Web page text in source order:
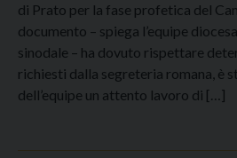
di Prato per la fase profetica del
documento – spiega l’equipe
sinodale – ha dovuto rispettare
richiesti dalla segreteria romana, è
dell’equipe un attento lavoro di […]